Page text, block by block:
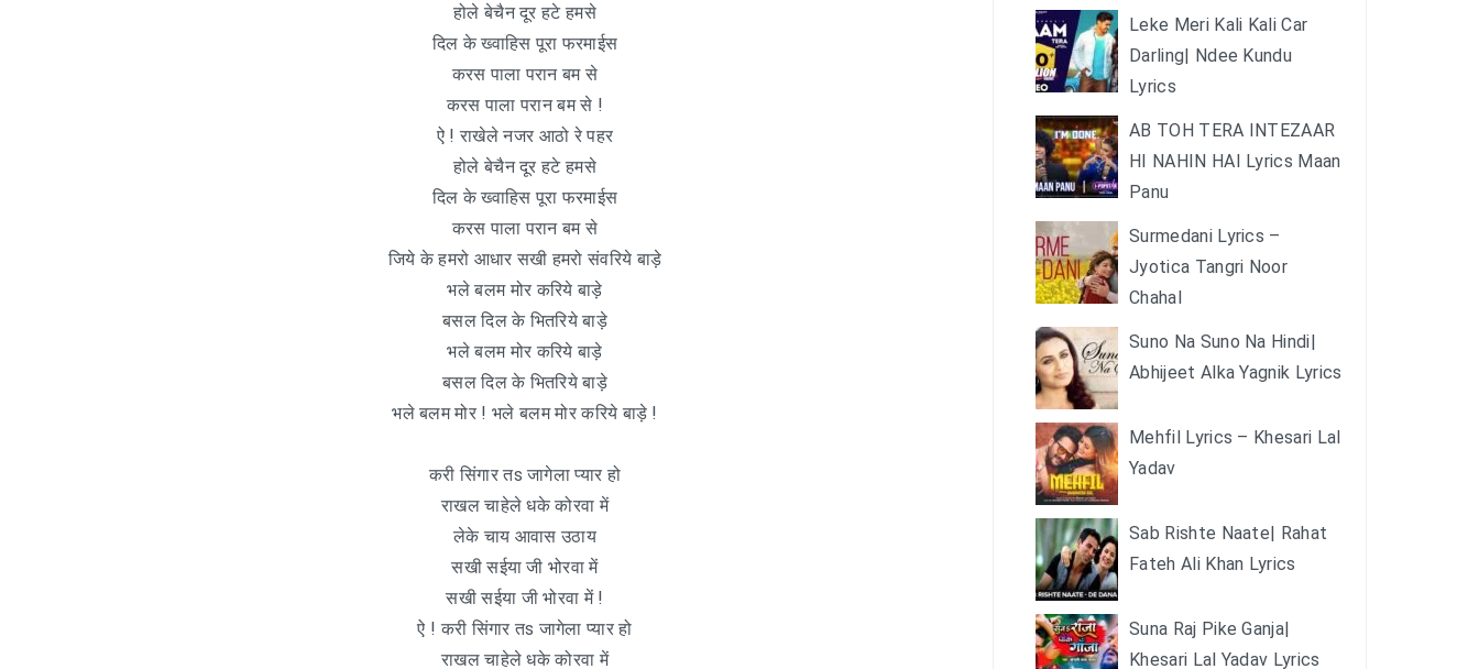
होले बेचैन दूर हटे हमसे
दिल के ख्वाहिस पूरा फरमाईस
करस पाला परान बम से
करस पाला परान बम से !
ऐ ! राखेले नजर आठो रे पहर
होले बेचैन दूर हटे हमसे
दिल के ख्वाहिस पूरा फरमाईस
करस पाला परान बम से
जिये के हमरो आधार सखी हमरो संवरिये बाड़े
भले बलम मोर करिये बाड़े
बसल दिल के भितरिये बाड़े
भले बलम मोर करिये बाड़े
बसल दिल के भितरिये बाड़े
भले बलम मोर ! भले बलम मोर करिये बाड़े !
करी सिंगार तs जागेला प्यार हो
राखल चाहेले धके कोरवा में
लेके चाय आवास उठाय
सखी सईया जी भोरवा में
सखी सईया जी भोरवा में !
ऐ ! करी सिंगार तs जागेला प्यार हो
राखल चाहेले धके कोरवा में
Leke Meri Kali Kali Car
Darling| Ndee Kundu
Lyrics
AB TOH TERA INTEZAAR
HI NAHIN HAI Lyrics Maan
Panu
Surmedani Lyrics –
Jyotica Tangri Noor
Chahal
Suno Na Suno Na Hindi|
Abhijeet Alka Yagnik Lyrics
Mehfil Lyrics – Khesari Lal
Yadav
Sab Rishte Naate| Rahat
Fateh Ali Khan Lyrics
Suna Raj Pike Ganja|
Khesari Lal Yadav Lyrics